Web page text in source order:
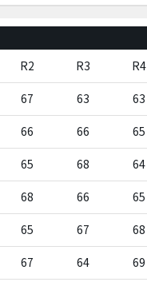
R2 R3 R4
67 63 63
66 66 65
65 68 64
68 66 65
65 67 68
67 64 69